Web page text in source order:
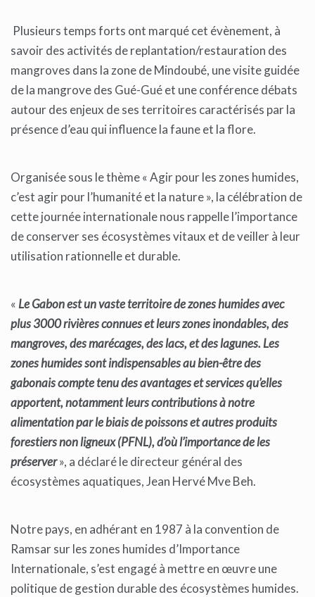
Plusieurs temps forts ont marqué cet évènement, à
savoir des activités de replantation/restauration des
mangroves dans la zone de Mindoubé, une visite guidée
de la mangrove des Gué-Gué et une conférence débats
autour des enjeux de ses territoires caractérisés par la
présence d’eau qui influence la faune et la flore.
Organisée sous le thème « Agir pour les zones humides,
c’est agir pour l’humanité et la nature », la célébration de
cette journée internationale nous rappelle l’importance
de conserver ses écosystèmes vitaux et de veiller à leur
utilisation rationnelle et durable.
«Le Gabon est un vaste territoire de zones humides avec
plus 3000 rivières connues et leurs zones inondables, des
mangroves, des marécages, des lacs, et des lagunes. Les
zones humides sont indispensables au bien-être des
gabonais compte tenu des avantages et services qu’elles
apportent, notamment leurs contributions à notre
alimentation par le biais de poissons et autres produits
forestiers non ligneux (PFNL), d’où l’importance de les
préserver», a déclaré le directeur général des
écosystèmes aquatiques, Jean Hervé Mve Beh.
Notre pays, en adhérant en 1987 à la convention de
Ramsar sur les zones humides d’Importance
Internationale, s’est engagé à mettre en œuvre une
politique de gestion durable des écosystèmes humides.